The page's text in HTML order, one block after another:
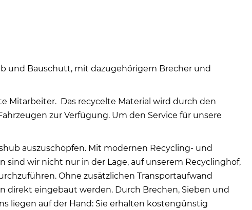
und Bauschutt, mit dazugehörigem Brecher und
Mitarbeiter. Das recycelte Material wird durch den
zur Verfügung. Um den Service für unsere
auszuschöpfen. Mit modernen Recycling- und
wir nicht nur in der Lage, auf unserem Recyclinghof,
Ohne zusätzlichen Transportaufwand
eingebaut werden. Durch Brechen, Sieben und
liegen auf der Hand: Sie erhalten kostengünstig